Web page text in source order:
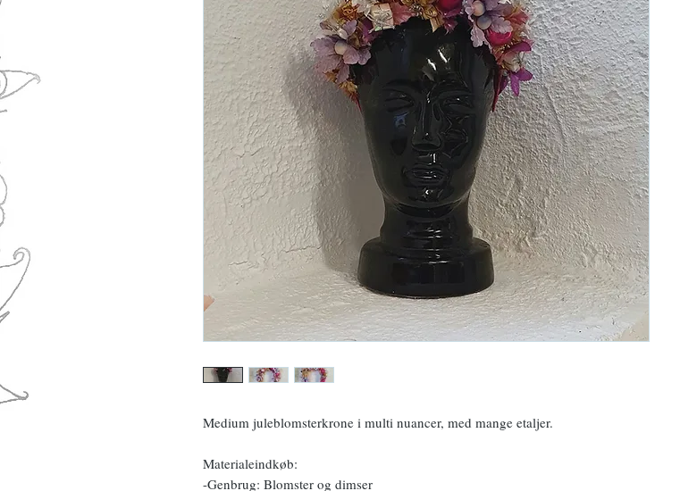
Medium juleblomsterkrone i multi nuancer, med mange etaljer.
Materialeindkøb:
-Genbrug: Blomster og dimser